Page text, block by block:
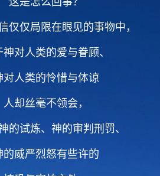
仅仅局限在眼见的事物中，
神对人类的爱与眷顾、
对人类的怜惜与体谅
人却丝毫不领会，
的试炼、神的审判刑罚、
的威严烈怒有些许的